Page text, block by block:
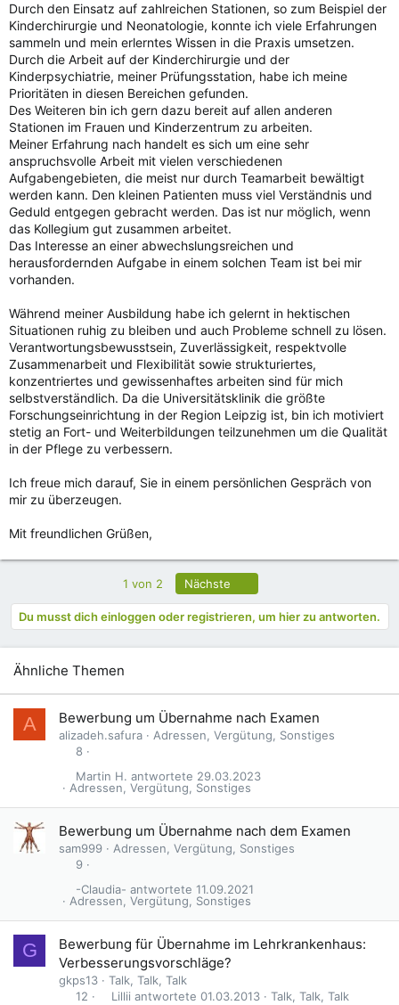
Durch den Einsatz auf zahlreichen Stationen, so zum Beispiel der
Kinderchirurgie und Neonatologie, konnte ich viele Erfahrungen
sammeln und mein erlerntes Wissen in die Praxis umsetzen.
Durch die Arbeit auf der Kinderchirurgie und der
Kinderpsychiatrie, meiner Prüfungsstation, habe ich meine
Prioritäten in diesen Bereichen gefunden.
Des Weiteren bin ich gern dazu bereit auf allen anderen
Stationen im Frauen und Kinderzentrum zu arbeiten.
Meiner Erfahrung nach handelt es sich um eine sehr
anspruchsvolle Arbeit mit vielen verschiedenen
Aufgabengebieten, die meist nur durch Teamarbeit bewältigt
werden kann. Den kleinen Patienten muss viel Verständnis und
Geduld entgegen gebracht werden. Das ist nur möglich, wenn
das Kollegium gut zusammen arbeitet.
Das Interesse an einer abwechslungsreichen und
herausfordernden Aufgabe in einem solchen Team ist bei mir
vorhanden.
Während meiner Ausbildung habe ich gelernt in hektischen
Situationen ruhig zu bleiben und auch Probleme schnell zu lösen.
Verantwortungsbewusstsein, Zuverlässigkeit, respektvolle
Zusammenarbeit und Flexibilität sowie strukturiertes,
konzentriertes und gewissenhaftes arbeiten sind für mich
selbstverständlich. Da die Universitätsklinik die größte
Forschungseinrichtung in der Region Leipzig ist, bin ich motiviert
stetig an Fort- und Weiterbildungen teilzunehmen um die Qualität
in der Pflege zu verbessern.
Ich freue mich darauf, Sie in einem persönlichen Gespräch von
mir zu überzeugen.
Mit freundlichen Grüßen,
1 von 2 Nächste
Du musst dich einloggen oder registrieren, um hier zu antworten.
Ähnliche Themen
A Bewerbung um Übernahme nach Examen
alizadeh.safura
Adressen, Vergütung, Sonstiges
8
Adressen, Vergütung, Sonstiges
29.03.2023
Martin H.
Bewerbung um Übernahme nach dem Examen
sam999
Adressen, Vergütung, Sonstiges
9
Adressen, Vergütung, Sonstiges
11.09.2021
-Claudia-
G
Bewerbung für Übernahme im Lehrkrankenhaus:
Verbesserungsvorschläge?
gkps13
Talk, Talk, Talk
12
Talk, Talk, Talk
01.03.2013
Lillii